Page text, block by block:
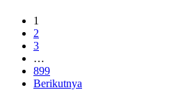
1
2
3
…
899
Berikutnya